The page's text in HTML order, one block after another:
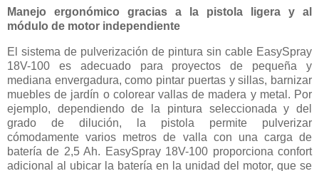
Manejo ergonómico gracias a la pistola ligera y al
módulo de motor independiente
El sistema de pulverización de pintura sin cable EasySpray
18V-100 es adecuado para proyectos de pequeña y
mediana envergadura, como pintar puertas y sillas, barnizar
muebles de jardín o colorear vallas de madera y metal. Por
ejemplo, dependiendo de la pintura seleccionada y del
grado de dilución, la pistola permite pulverizar
cómodamente varios metros de valla con una carga de
batería de 2,5 Ah. EasySpray 18V-100 proporciona confort
adicional al ubicar la batería en la unidad del motor, que se